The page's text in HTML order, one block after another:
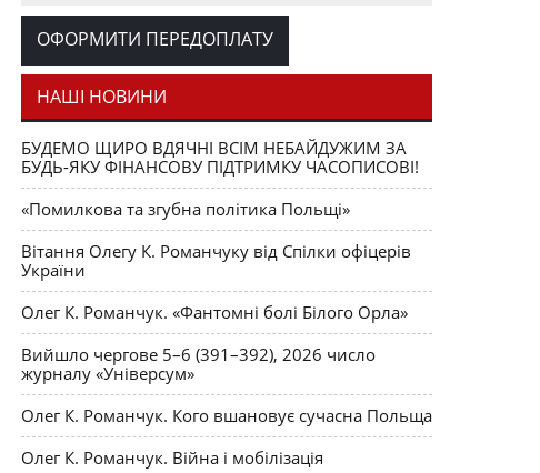
материка
НАШІ ВИДАННЯ Юрій Щербак Opus magnum
Олега К. Романчука
Олега К. Романчука
СЛОВО РЕДАКЦІЙНЕ Олег К. Романчук Журавель і
синиця як уособлення української політстратегії й
тактики
ОФОРМИТИ ПЕРЕДОПЛАТУ
НАШІ НОВИНИ
БУДЕМО ЩИРО ВДЯЧНІ ВСІМ НЕБАЙДУЖИМ ЗА
БУДЬ-ЯКУ ФІНАНСОВУ ПІДТРИМКУ ЧАСОПИСОВІ!
«Помилкова та згубна політика Польщі»
Вітання Олегу К. Романчуку від Спілки офіцерів
України
Олег К. Романчук. «Фантомні болі Білого Орла»
Вийшло чергове 5–6 (391–392), 2026 число
журналу «Універсум»
Олег К. Романчук. Кого вшановує сучасна Польща
Олег К. Романчук. Війна і мобілізація